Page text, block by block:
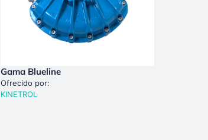
Gama Blueline
Ofrecido por:
KINETROL